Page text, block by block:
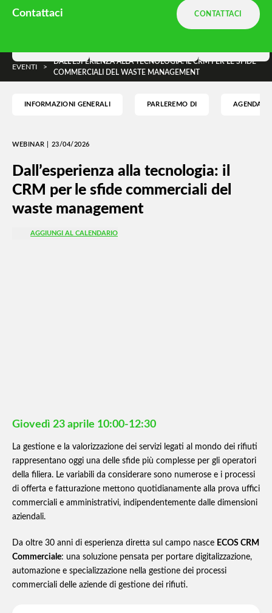
Ambiente.it è una divisione
e parte diDNA Ambiente
Contattaci CONTATTACI
EVENTI >
DALL’ESPERIENZA ALLA TECNOLOGIA: IL CRM PER LE SFIDE
COMMERCIALI DEL WASTE MANAGEMENT
INFORMAZIONI GENERALI PARLEREMO DI AGENDA
WEBINAR | 23/04/2026
Dall’esperienza alla tecnologia: il
CRM per le sfide commerciali del
waste management
AGGIUNGI AL CALENDARIO
Giovedì 23 aprile 10:00-12:30
La gestione e la valorizzazione dei servizi legati al mondo dei rifiuti
rappresentano oggi una delle sfide più complesse per gli operatori
della filiera. Le variabili da considerare sono numerose e i processi
di offerta e fatturazione mettono quotidianamente alla prova uffici
commerciali e amministrativi, indipendentemente dalle dimensioni
aziendali.
Da oltre 30 anni di esperienza diretta sul campo nasce ECOS CRM
Commerciale: una soluzione pensata per portare digitalizzazione,
automazione e specializzazione nella gestione dei processi
commerciali delle aziende di gestione dei rifiuti.